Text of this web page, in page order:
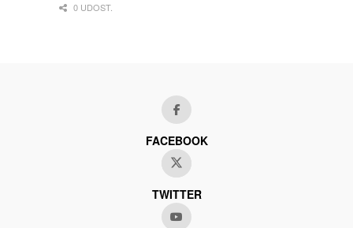
0 UDOST.
FACEBOOK
TWITTER